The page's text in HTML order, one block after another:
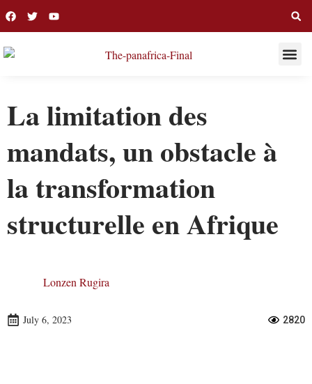
La limitation des
mandats, un obstacle à
la transformation
structurelle en Afrique
Lonzen Rugira
July 6, 2023 2820